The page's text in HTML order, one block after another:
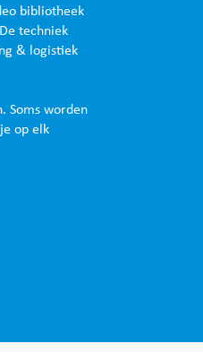
bibliotheek
techniek
& logistiek
Soms worden
op elk